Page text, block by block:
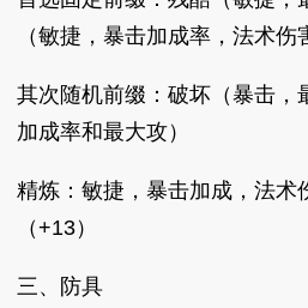
（敏捷，暴击加成率，法术伤
其次随机前缀：破坏（暴击，
加成率和最大攻）
精炼：敏捷，暴击加成，法术
（+13）
三、防具